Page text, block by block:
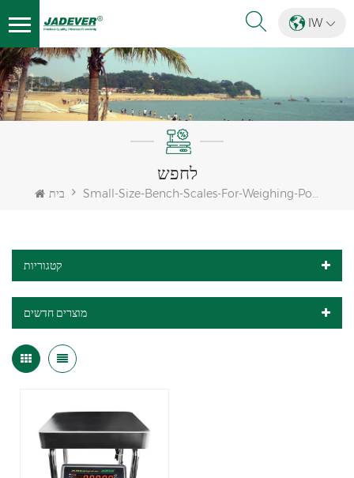
IW
לחפש
בית Small-Size-Bench-Scales-For-Weighing-Poultry
קטגוריות
מוצרים חדשים